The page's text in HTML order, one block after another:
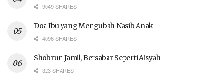
9049 SHARES
Doa Ibu yang Mengubah Nasib Anak
4096 SHARES
Shobrun Jamil, Bersabar Seperti Aisyah
323 SHARES